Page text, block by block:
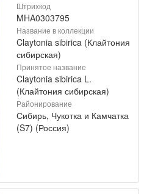
Штрихкод
MHA0303795
Название в коллекции
Claytonia sibirica (Клайтония
сибирская)
Принятое название
Claytonia sibirica L.
(Клайтония сибирская)
Районирование
Сибирь, Чукотка и Камчатка
(S7) (Россия)